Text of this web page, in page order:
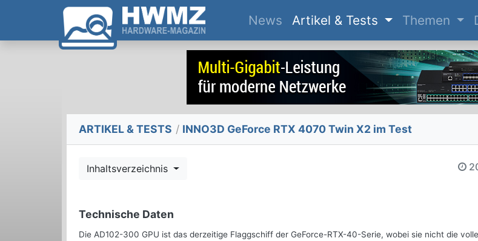
News(current)
Artikel & Tests Themen
ARTIKEL & TESTS / INNO3D GeForce RTX 4070 Twin X2 im Test
Inhaltsverzeichnis
Technische Daten
Die AD102-300 GPU ist das derzeitige Flaggschiff der GeForce-RTX-40-Serie, wobei sie nicht die